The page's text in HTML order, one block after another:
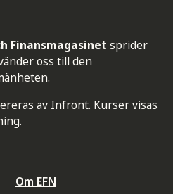
Finansmagasinet sprider
oss till den
av Infront. Kurser visas
Om EFN